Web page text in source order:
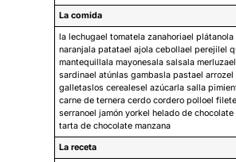
La comida
la lechugael tomatela zanahoriael plátanola
naranjala patatael ajola cebollael perejilel
mantequillala mayonesala salsala
sardinael atúnlas gambasla pastael
galletaslos cerealesel azúcarla salla
carne de ternera cerdo cordero polloel
serranoel jamón yorkel helado de
tarta de chocolate manzana
La receta